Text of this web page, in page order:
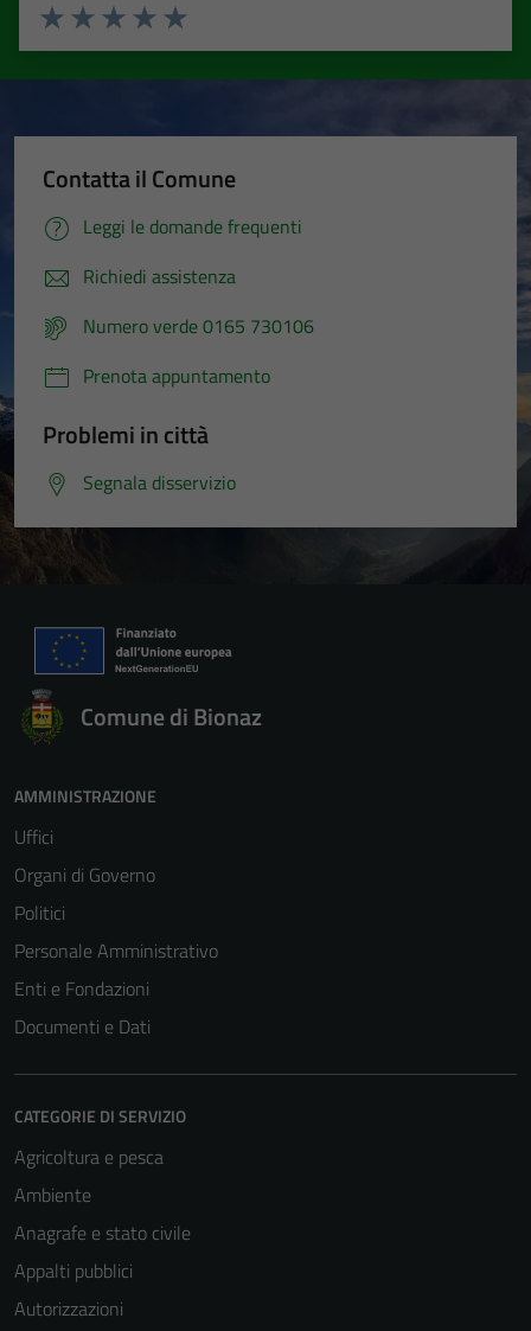
Valuta 5 stelle su 5
Valuta 4 stelle su 5
Valuta 3 stelle su 5
Valuta 2 stelle su 5
Valuta 1 stelle su 5
Contatta il Comune
Leggi le domande frequenti
Richiedi assistenza
Numero verde 0165 730106
Prenota appuntamento
Problemi in città
Segnala disservizio
Comune di Bionaz
AMMINISTRAZIONE
Uffici
Organi di Governo
Politici
Personale Amministrativo
Enti e Fondazioni
Documenti e Dati
CATEGORIE DI SERVIZIO
Agricoltura e pesca
Ambiente
Anagrafe e stato civile
Appalti pubblici
Autorizzazioni